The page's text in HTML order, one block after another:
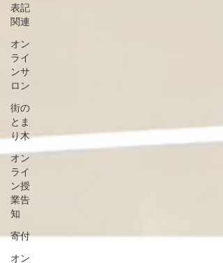
表記
関連
オン
ライ
ンサ
ロン
街の
とま
り木
オン
ライ
ン授
業告
知
寄付
オン